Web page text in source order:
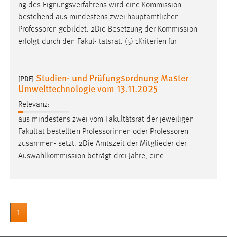
ng des Eignungsverfahrens wird eine Kommission
bestehend aus mindestens zwei hauptamtlichen
Professoren gebildet. 2Die Besetzung der Kommission
erfolgt durch den Fakul- tätsrat. (5) 1Kriterien für
[PDF] Studien- und Prüfungsordnung Master
Umwelttechnologie vom 13.11.2025
Relevanz:
aus mindestens zwei vom Fakultätsrat der jeweiligen
Fakultät bestellten Professorinnen oder Professoren
zusammen- setzt. 2Die Amtszeit der Mitglieder der
Auswahlkommission beträgt drei Jahre, eine
1